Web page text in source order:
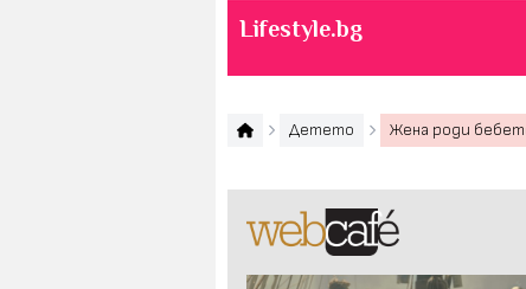
Lifestyle.bg
Детето Жена роди